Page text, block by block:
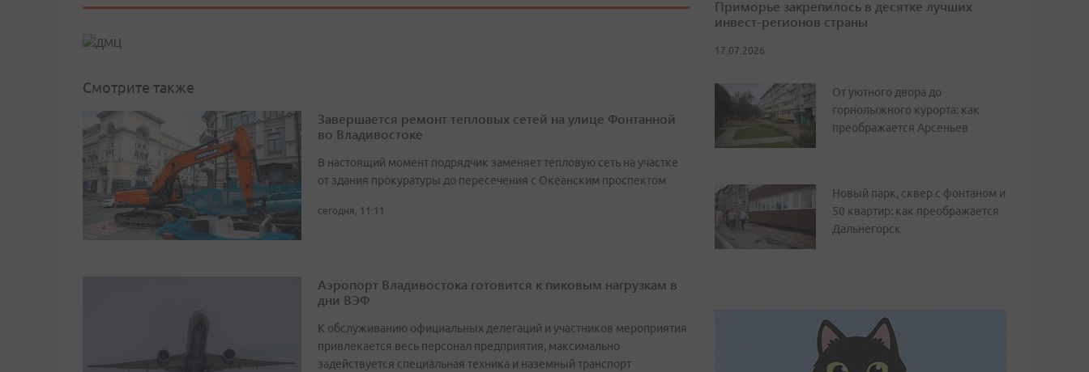
Смотрите также
Завершается ремонт тепловых сетей на улице Фонтанной
во Владивостоке
В настоящий момент подрядчик заменяет тепловую сеть на участке
от здания прокуратуры до пересечения с Океанским проспектом
сегодня, 11:11
Аэропорт Владивостока готовится к пиковым нагрузкам в
дни ВЭФ
К обслуживанию официальных делегаций и участников мероприятия
привлекается весь персонал предприятия, максимально
задействуется специальная техника и наземный транспорт
Приморье закрепилось в десятке лучших
инвест-регионов страны
17.07.2026
От уютного двора до
горнолыжного курорта: как
преображается Арсеньев
Новый парк, сквер с фонтаном и
50 квартир: как преображается
Дальнегорск